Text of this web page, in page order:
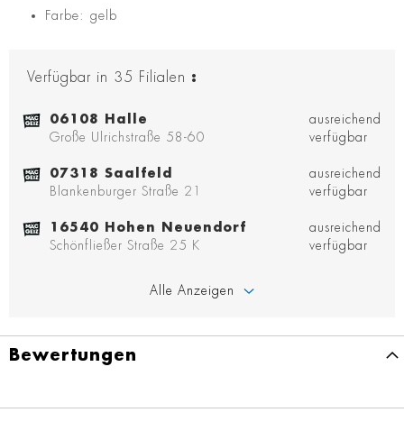
Farbe: gelb
Verfügbar in 35 Filialen :
06108 Halle
Große Ulrichstraße 58-60
ausreichend
verfügbar
07318 Saalfeld
Blankenburger Straße 21
ausreichend
verfügbar
16540 Hohen Neuendorf
Schönfließer Straße 25 K
ausreichend
verfügbar
Alle Anzeigen
Bewertungen